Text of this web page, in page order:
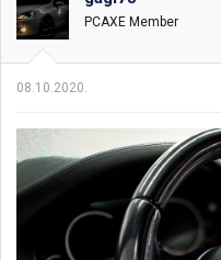
v
a
n
:
PCAXE Member
08.10.2020.